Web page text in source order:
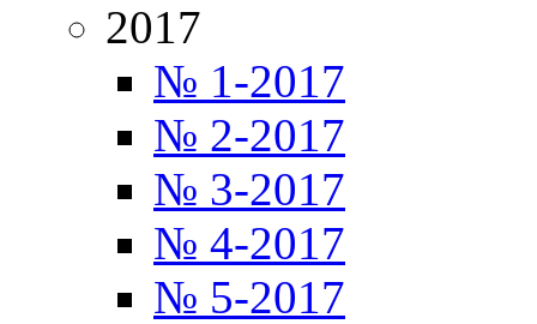
2017
№ 1-2017
№ 2-2017
№ 3-2017
№ 4-2017
№ 5-2017